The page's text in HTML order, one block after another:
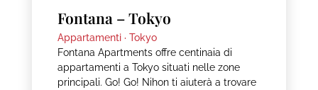
Fontana – Tokyo
Appartamenti · Tokyo
Fontana Apartments offre centinaia di
appartamenti a Tokyo situati nelle zone
principali. Go! Go! Nihon ti aiuterà a trovare